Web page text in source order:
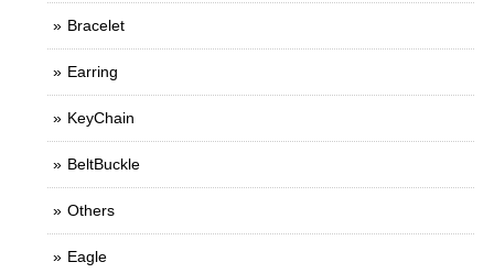
Bracelet
Earring
KeyChain
BeltBuckle
Others
Eagle